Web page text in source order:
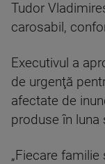
Tudor
carosabil,
Executivul a
de urgenţă
afectate de
produse în
„Fiecare